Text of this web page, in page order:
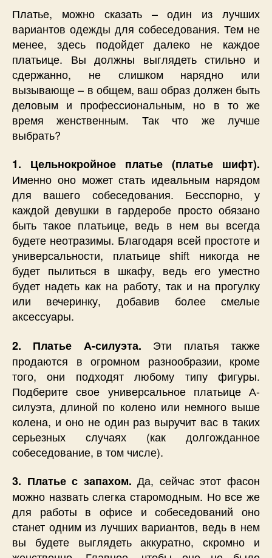
Платье, можно сказать – один из лучших
вариантов одежды для собеседования. Тем не
менее, здесь подойдет далеко не каждое
платьице. Вы должны выглядеть стильно и
сдержанно, не слишком нарядно или
вызывающе – в общем, ваш образ должен быть
деловым и профессиональным, но в то же
время женственным. Так что же лучше
выбрать?
1. Цельнокройное платье (платье шифт).
Именно оно может стать идеальным нарядом
для вашего собеседования. Бесспорно, у
каждой девушки в гардеробе просто обязано
быть такое платьице, ведь в нем вы всегда
будете неотразимы. Благодаря всей простоте и
универсальности, платьице shift никогда не
будет пылиться в шкафу, ведь его уместно
будет надеть как на работу, так и на прогулку
или вечеринку, добавив более смелые
аксессуары.
2. Платье А-силуэта. Эти платья также
продаются в огромном разнообразии, кроме
того, они подходят любому типу фигуры.
Подберите свое универсальное платьице А-
силуэта, длиной по колено или немного выше
колена, и оно не один раз выручит вас в таких
серьезных случаях (как долгожданное
собеседование, в том числе).
3. Платье с запахом.Да, сейчас этот фасон
можно назвать слегка старомодным. Но все же
для работы в офисе и собеседований оно
станет одним из лучших вариантов, ведь в нем
вы будете выглядеть аккуратно, скромно и